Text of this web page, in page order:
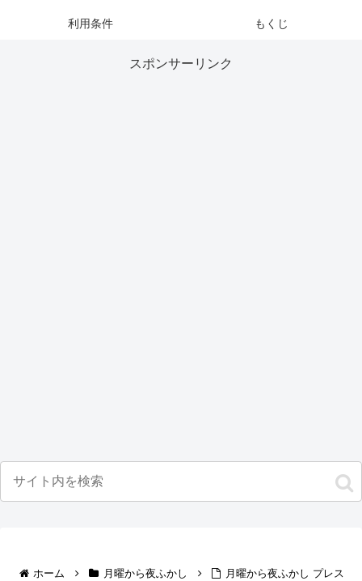
利用条件 もくじ
スポンサーリンク
ホーム 月曜から夜ふかし
月曜から夜ふかし プレス